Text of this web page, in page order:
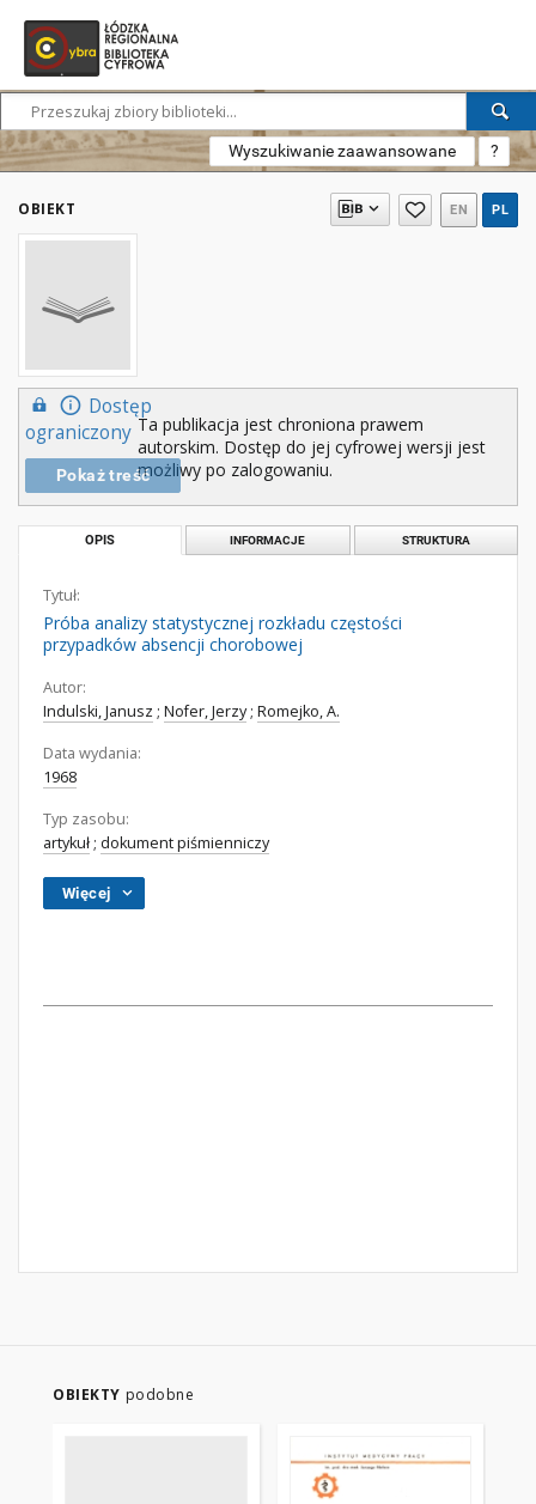
Wyszukiwanie zaawansowane ?
OBIEKT EN PL
Dostęp
ograniczony
Pokaż treść
Ta publikacja jest chroniona prawem
autorskim. Dostęp do jej cyfrowej wersji jest
możliwy po zalogowaniu.
OPIS INFORMACJE STRUKTURA
Tytuł:
Próba analizy statystycznej rozkładu częstości
przypadków absencji chorobowej
Autor:
Indulski, Janusz ; Nofer, Jerzy; Romejko, A.
Data wydania:
1968
Typ zasobu:
artykuł ; dokument piśmienniczy
Więcej
OBIEKTY podobne